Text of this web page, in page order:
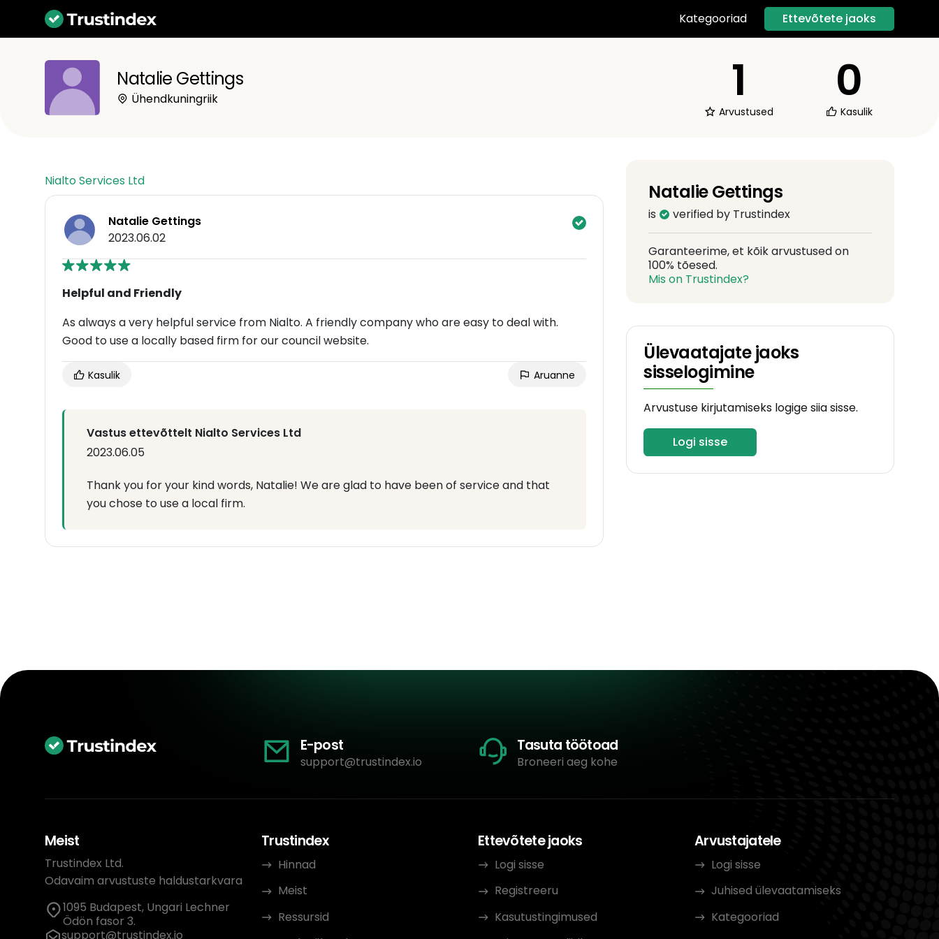
Kategooriad Ettevõtete jaoks
Natalie Gettings
Ühendkuningriik 1
Arvustused
0
Kasulik
Nialto Services Ltd
Natalie Gettings
2023.06.02
Helpful and Friendly
As always a very helpful service from Nialto. A friendly company who are easy to deal with.
Good to use a locally based firm for our council website.
Kasulik Aruanne
Vastus ettevõttelt Nialto Services Ltd
2023.06.05
Thank you for your kind words, Natalie! We are glad to have been of service and that
you chose to use a local firm.
Natalie Gettings
is verified by Trustindex
Garanteerime, et kõik arvustused on
100% tõesed.
Mis on Trustindex?
Ülevaatajate jaoks
sisselogimine
Arvustuse kirjutamiseks logige siia sisse.
Logi sisse
E-post
support@trustindex.io
Tasuta töötoad
Broneeri aeg kohe
Meist
Trustindex Ltd.
Odavaim arvustuste haldustarkvara
1095 Budapest, Ungari Lechner
Ödön fasor 3.
support@trustindex.io
Trustindex
Hinnad
Meist
Ressursid
Ettevõtete jaoks
Logi sisse
Registreeru
Kasutustingimused
Arvustajatele
Logi sisse
Juhised ülevaatamiseks
Kategooriad